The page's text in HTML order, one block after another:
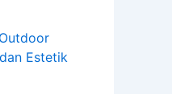
Estetik